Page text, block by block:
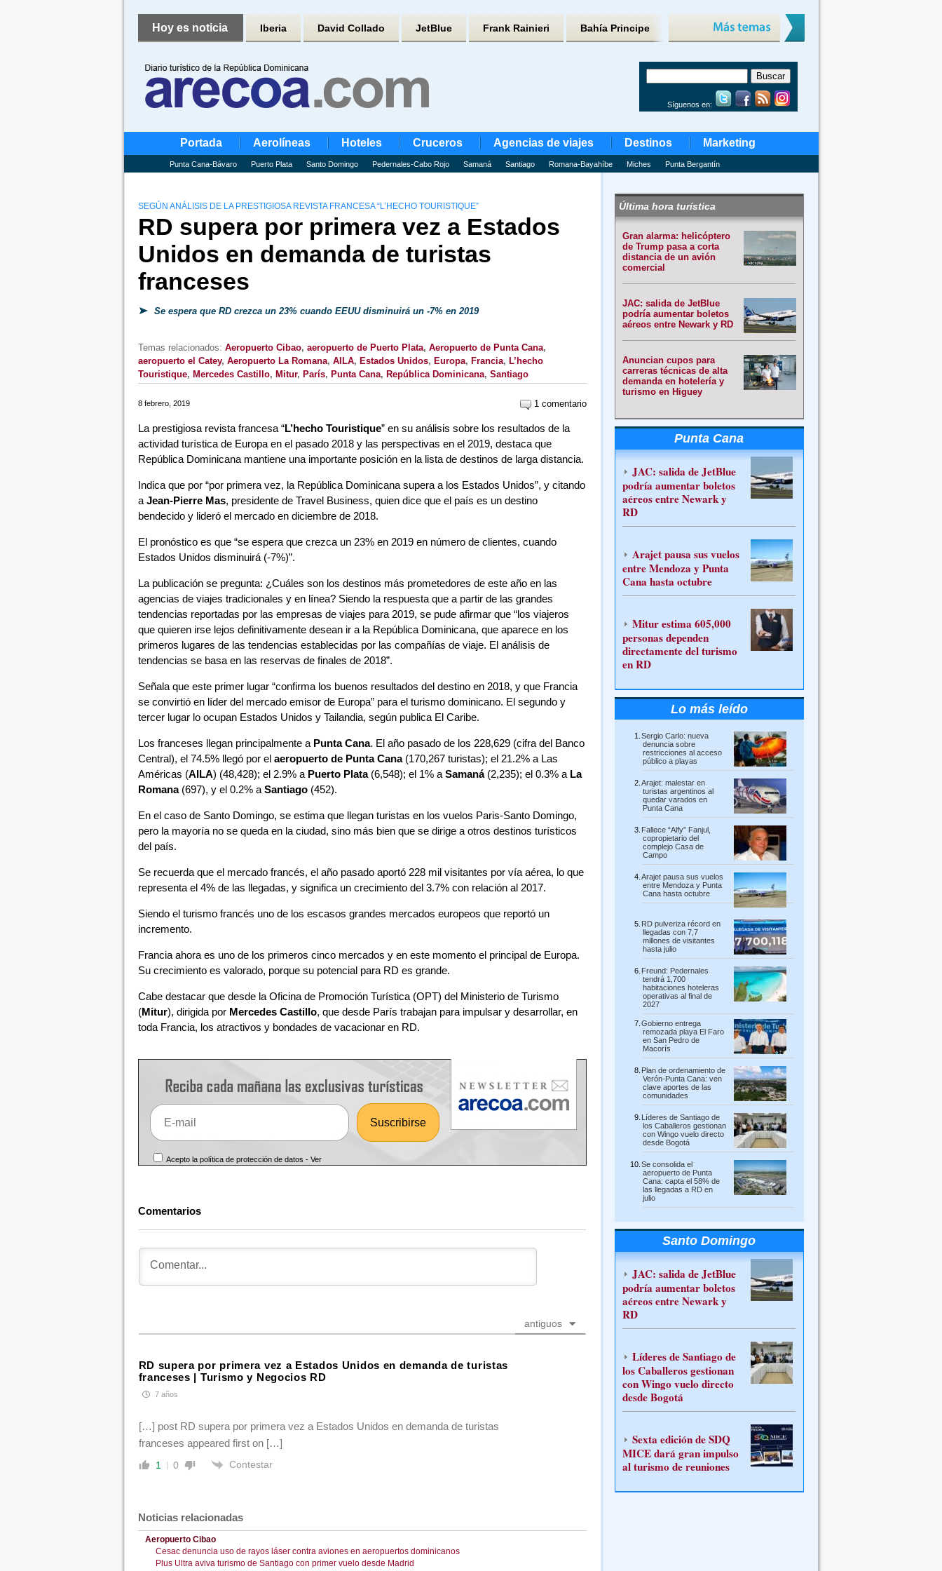
Hoy es noticia Iberia David Collado JetBlue Frank Rainieri Bahía Principe
Síguenos en:
Portada Aerolíneas Hoteles Cruceros Agencias de viajes Destinos Marketing
Punta Cana-Bávaro Puerto Plata Santo Domingo Pedernales-Cabo Rojo Samaná Santiago Romana-Bayahíbe Miches Punta Bergantín
SEGÚN ANÁLISIS DE LA PRESTIGIOSA REVISTA FRANCESA “L’HECHO TOURISTIQUE”
RD supera por primera vez a Estados
Unidos en demanda de turistas
franceses
Se espera que RD crezca un 23% cuando EEUU disminuirá un -7% en 2019
Temas relacionados: Aeropuerto Cibao, aeropuerto de Puerto Plata, Aeropuerto de Punta Cana,
aeropuerto el Catey, Aeropuerto La Romana, AILA, Estados Unidos, Europa, Francia, L’hecho
Touristique, Mercedes Castillo, Mitur, París, Punta Cana, República Dominicana, Santiago
8 febrero, 2019 1 comentario
La prestigiosa revista francesa “L’hecho Touristique” en su análisis sobre los resultados de la
actividad turística de Europa en el pasado 2018 y las perspectivas en el 2019, destaca que
República Dominicana mantiene una importante posición en la lista de destinos de larga distancia.
Indica que por “por primera vez, la República Dominicana supera a los Estados Unidos”, y citando
a Jean-Pierre Mas, presidente de Travel Business, quien dice que el país es un destino
bendecido y lideró el mercado en diciembre de 2018.
El pronóstico es que “se espera que crezca un 23% en 2019 en número de clientes, cuando
Estados Unidos disminuirá (-7%)”.
La publicación se pregunta: ¿Cuáles son los destinos más prometedores de este año en las
agencias de viajes tradicionales y en línea? Siendo la respuesta que a partir de las grandes
tendencias reportadas por las empresas de viajes para 2019, se pude afirmar que “los viajeros
que quieren irse lejos definitivamente desean ir a la República Dominicana, que aparece en los
primeros lugares de las tendencias establecidas por las compañías de viaje. El análisis de
tendencias se basa en las reservas de finales de 2018”.
Señala que este primer lugar “confirma los buenos resultados del destino en 2018, y que Francia
se convirtió en líder del mercado emisor de Europa” para el turismo dominicano. El segundo y
tercer lugar lo ocupan Estados Unidos y Tailandia, según publica El Caribe.
Los franceses llegan principalmente a Punta Cana. El año pasado de los 228,629 (cifra del Banco
Central), el 74.5% llegó por el aeropuerto de Punta Cana(170,267 turistas); el 21.2% a Las
Américas (AILA) (48,428); el 2.9% a Puerto Plata(6,548); el 1% a Samaná(2,235); el 0.3% a La
Romana(697), y el 0.2% a Santiago(452).
En el caso de Santo Domingo, se estima que llegan turistas en los vuelos Paris-Santo Domingo,
pero la mayoría no se queda en la ciudad, sino más bien que se dirige a otros destinos turísticos
del país.
Se recuerda que el mercado francés, el año pasado aportó 228 mil visitantes por vía aérea, lo que
representa el 4% de las llegadas, y significa un crecimiento del 3.7% con relación al 2017.
Siendo el turismo francés uno de los escasos grandes mercados europeos que reportó un
incremento.
Francia ahora es uno de los primeros cinco mercados y en este momento el principal de Europa.
Su crecimiento es valorado, porque su potencial para RD es grande.
Cabe destacar que desde la Oficina de Promoción Turística (OPT) del Ministerio de Turismo
(Mitur), dirigida por Mercedes Castillo, que desde París trabajan para impulsar y desarrollar, en
toda Francia, los atractivos y bondades de vacacionar en RD.
Acepto la política de protección de datos -Ver
Comentarios
antiguos
RD supera por primera vez a Estados Unidos en demanda de turistas
franceses | Turismo y Negocios RD
7 años
[…] post RD supera por primera vez a Estados Unidos en demanda de turistas
franceses appeared first on […]
1 0 Contestar
Noticias relacionadas
Aeropuerto Cibao
Cesac denuncia uso de rayos láser contra aviones en aeropuertos dominicanos
Plus Ultra aviva turismo de Santiago con primer vuelo desde Madrid
Última hora turística
Gran alarma: helicóptero
de Trump pasa a corta
distancia de un avión
comercial
JAC: salida de JetBlue
podría aumentar boletos
aéreos entre Newark y RD
Anuncian cupos para
carreras técnicas de alta
demanda en hotelería y
turismo en Higuey
Punta Cana
JAC: salida de JetBlue
podría aumentar boletos
aéreos entre Newark y
RD
Arajet pausa sus vuelos
entre Mendoza y Punta
Cana hasta octubre
Mitur estima 605,000
personas dependen
directamente del turismo
en RD
Lo más leído
Sergio Carlo: nueva
denuncia sobre
restricciones al acceso
público a playas
Arajet: malestar en
turistas argentinos al
quedar varados en
Punta Cana
Fallece “Alfy” Fanjul,
copropietario del
complejo Casa de
Campo
Arajet pausa sus vuelos
entre Mendoza y Punta
Cana hasta octubre
RD pulveriza récord en
llegadas con 7,7
millones de visitantes
hasta julio
Freund: Pedernales
tendrá 1,700
habitaciones hoteleras
operativas al final de
2027
Gobierno entrega
remozada playa El Faro
en San Pedro de
Macorís
Plan de ordenamiento de
Verón-Punta Cana: ven
clave aportes de las
comunidades
Líderes de Santiago de
los Caballeros gestionan
con Wingo vuelo directo
desde Bogotá
Se consolida el
aeropuerto de Punta
Cana: capta el 58% de
las llegadas a RD en
julio
Santo Domingo
JAC: salida de JetBlue
podría aumentar boletos
aéreos entre Newark y
RD
Líderes de Santiago de
los Caballeros gestionan
con Wingo vuelo directo
desde Bogotá
Sexta edición de SDQ
MICE dará gran impulso
al turismo de reuniones